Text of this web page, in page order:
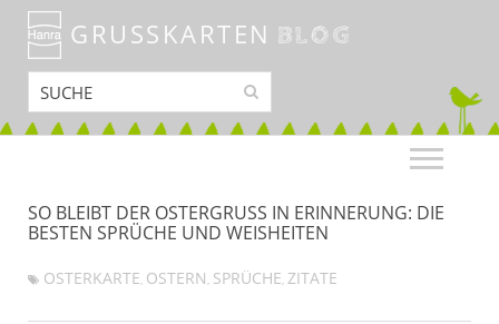
GRUSSKARTEN BLOG
SO BLEIBT DER OSTERGRUSS IN ERINNERUNG: DIE B
ESTEN SPRÜCHE UND WEISHEITEN
OSTERKARTE, OSTERN , SPRÜCHE, ZITATE